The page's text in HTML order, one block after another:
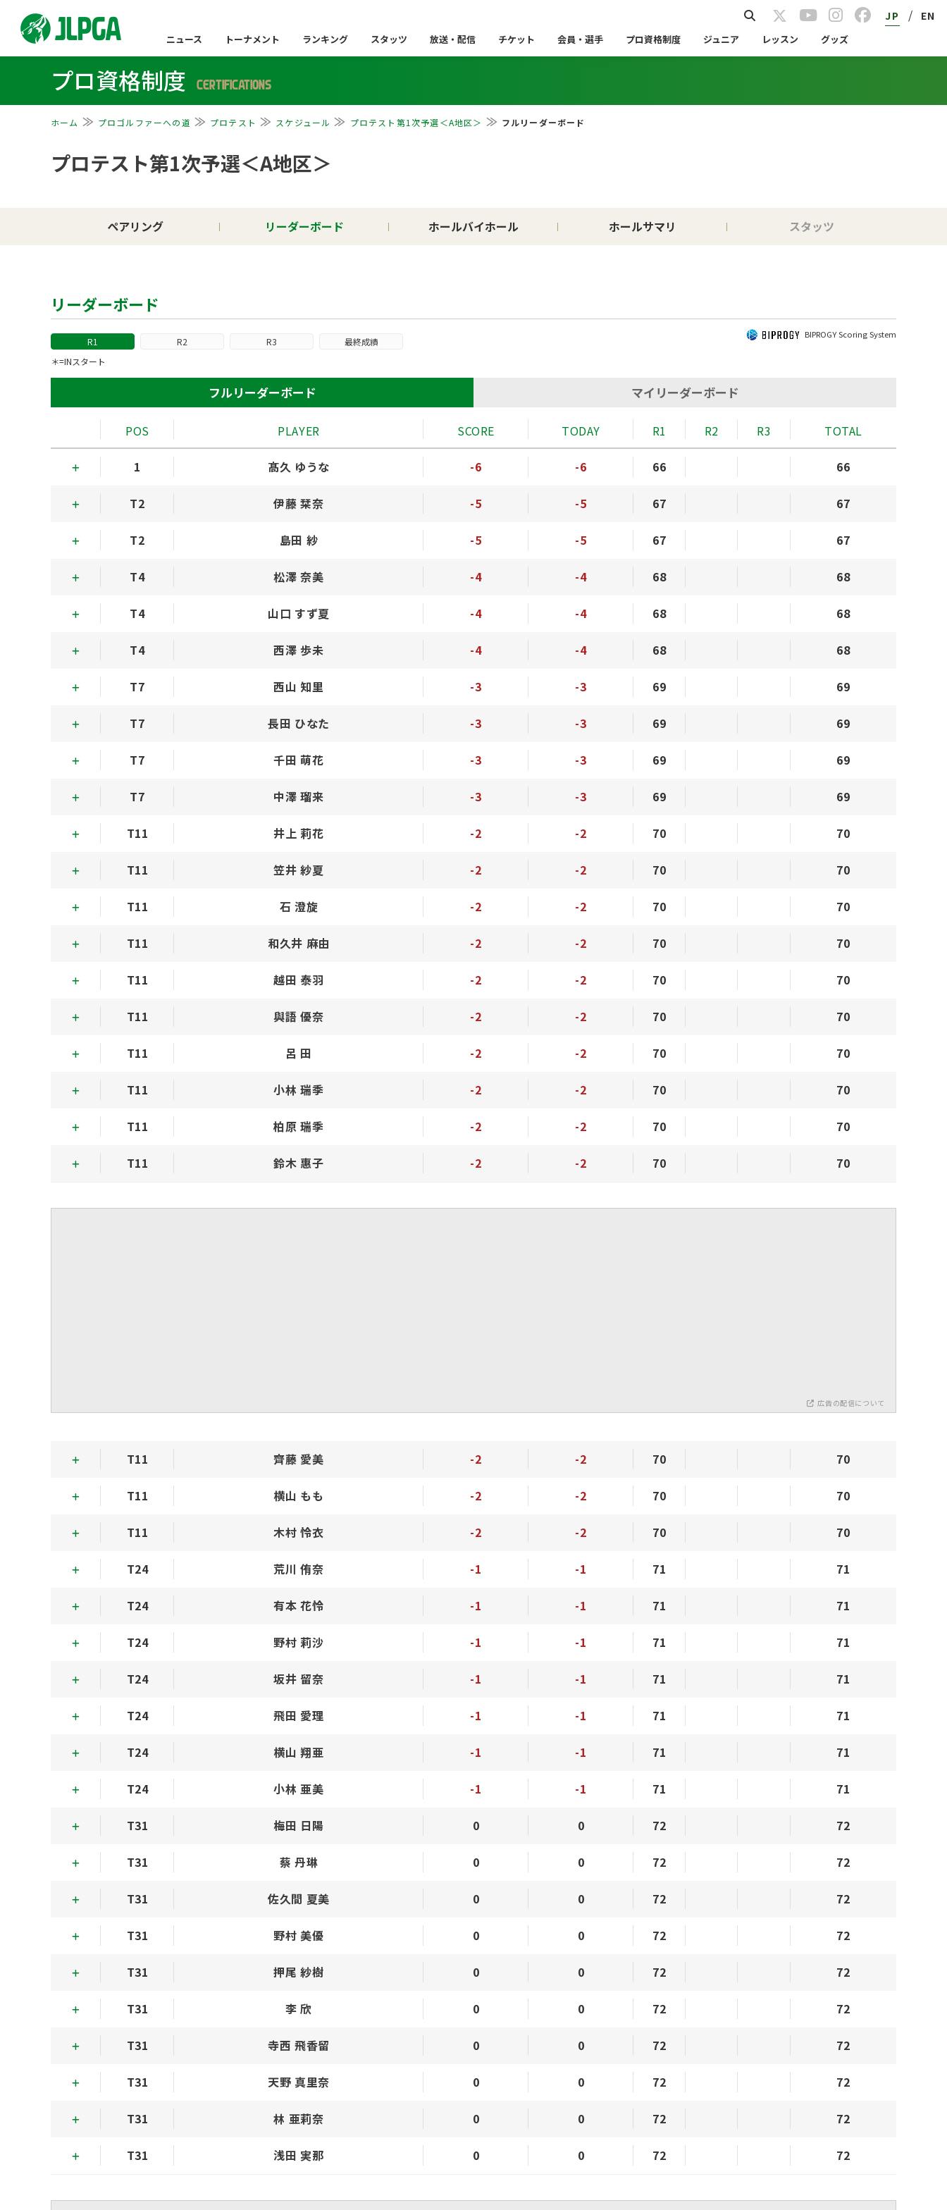
JP / EN
ニュース トーナメント ランキング スタッツ 放送・配信 チケット 会員・選手 プロ資格制度 ジュニア レッスン グッズ
プロ資格制度 CERTIFICATIONS
ホーム プロゴルファーへの道 プロテスト スケジュール プロテスト第1次予選＜A地区＞ フルリーダーボード
プロテスト第1次予選＜A地区＞
ペアリング リーダーボード ホールバイホール ホールサマリ スタッツ
リーダーボード
R1 R2 R3 最終成績
BIPROGY Scoring System
＊=INスタート
フルリーダーボード マイリーダーボード
POS PLAYER SCORE TODAY R1 R2 R3 TOTAL
1 髙久 ゆうな -6 -6 66 66
T2 伊藤 栞奈 -5 -5 67 67
T2 島田 紗 -5 -5 67 67
T4 松澤 奈美 -4 -4 68 68
T4 山口 すず夏 -4 -4 68 68
T4 西澤 歩未 -4 -4 68 68
T7 西山 知里 -3 -3 69 69
T7 長田 ひなた -3 -3 69 69
T7 千田 萌花 -3 -3 69 69
T7 中澤 瑠来 -3 -3 69 69
T11 井上 莉花 -2 -2 70 70
T11 笠井 紗夏 -2 -2 70 70
T11 石 澄旋 -2 -2 70 70
T11 和久井 麻由 -2 -2 70 70
T11 越田 泰羽 -2 -2 70 70
T11 與語 優奈 -2 -2 70 70
T11 呂 田 -2 -2 70 70
T11 小林 瑞季 -2 -2 70 70
T11 柏原 瑞季 -2 -2 70 70
T11 鈴木 惠子 -2 -2 70 70
広告の配信について
T11 齊藤 愛美 -2 -2 70 70
T11 横山 もも -2 -2 70 70
T11 木村 怜衣 -2 -2 70 70
T24 荒川 侑奈 -1 -1 71 71
T24 有本 花怜 -1 -1 71 71
T24 野村 莉沙 -1 -1 71 71
T24 坂井 留奈 -1 -1 71 71
T24 飛田 愛理 -1 -1 71 71
T24 横山 翔亜 -1 -1 71 71
T24 小林 亜美 -1 -1 71 71
T31 梅田 日陽 0 0 72 72
T31 蔡 丹琳 0 0 72 72
T31 佐久間 夏美 0 0 72 72
T31 野村 美優 0 0 72 72
T31 押尾 紗樹 0 0 72 72
T31 李 欣 0 0 72 72
T31 寺西 飛香留 0 0 72 72
T31 天野 真里奈 0 0 72 72
T31 林 亜莉奈 0 0 72 72
T31 浅田 実那 0 0 72 72